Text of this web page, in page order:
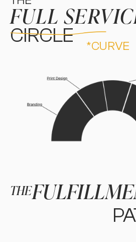
FULL
CIRCLE *CURVE
THE